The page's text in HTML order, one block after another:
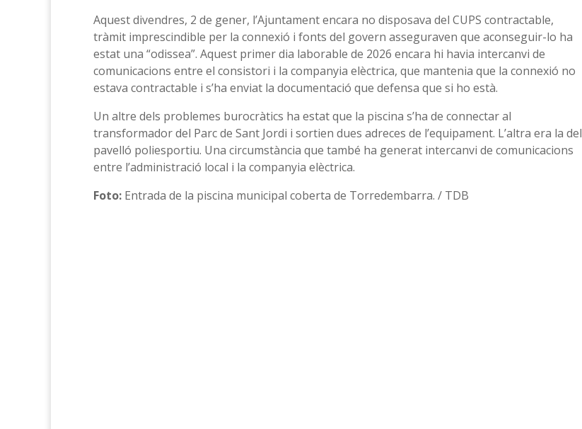
Aquest divendres, 2 de gener, l’Ajuntament encara no disposava del CUPS contractable,
tràmit imprescindible per la connexió i fonts del govern asseguraven que aconseguir-lo ha
estat una “odissea”. Aquest primer dia laborable de 2026 encara hi havia intercanvi de
comunicacions entre el consistori i la companyia elèctrica, que mantenia que la connexió no
estava contractable i s’ha enviat la documentació que defensa que si ho està.
Un altre dels problemes burocràtics ha estat que la piscina s’ha de connectar al
transformador del Parc de Sant Jordi i sortien dues adreces de l’equipament. L’altra era la del
pavelló poliesportiu. Una circumstància que també ha generat intercanvi de comunicacions
entre l’administració local i la companyia elèctrica.
Foto: Entrada de la piscina municipal coberta de Torredembarra. / TDB